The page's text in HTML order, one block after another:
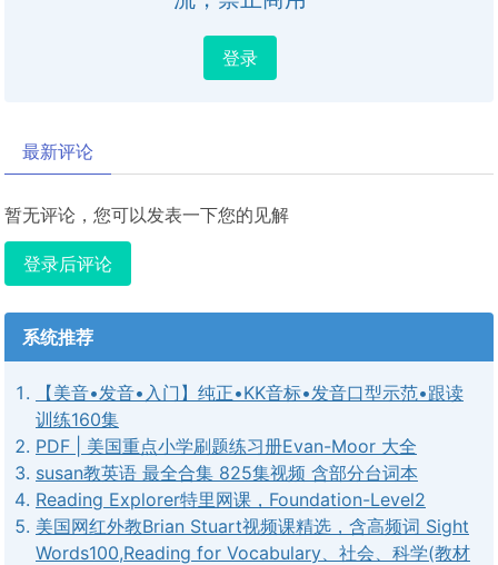
登录
最新评论
暂无评论，您可以发表一下您的见解
登录后评论
系统推荐
【美音•发音•入门】纯正•KK音标•发音口型示范•跟读
训练160集
PDF | 美国重点小学刷题练习册Evan-Moor 大全
susan教英语 最全合集 825集视频 含部分台词本
Reading Explorer特里网课，Foundation-Level2
美国网红外教Brian Stuart视频课精选，含高频词 Sight
Words100,Reading for Vocabulary、社会、科学(教材